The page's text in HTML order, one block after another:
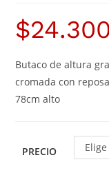
$24.300
Butaco de altura
cromada con
78cm alto
PRECIO